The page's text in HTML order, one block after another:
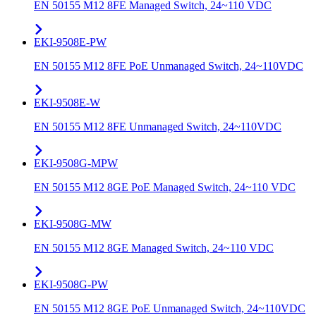
EN 50155 M12 8FE Managed Switch, 24~110 VDC
EKI-9508E-PW
EN 50155 M12 8FE PoE Unmanaged Switch, 24~110VDC
EKI-9508E-W
EN 50155 M12 8FE Unmanaged Switch, 24~110VDC
EKI-9508G-MPW
EN 50155 M12 8GE PoE Managed Switch, 24~110 VDC
EKI-9508G-MW
EN 50155 M12 8GE Managed Switch, 24~110 VDC
EKI-9508G-PW
EN 50155 M12 8GE PoE Unmanaged Switch, 24~110VDC